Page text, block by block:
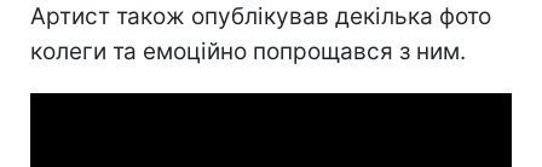
Артист також опублікував декілька фото
колеги та емоційно попрощався з ним.